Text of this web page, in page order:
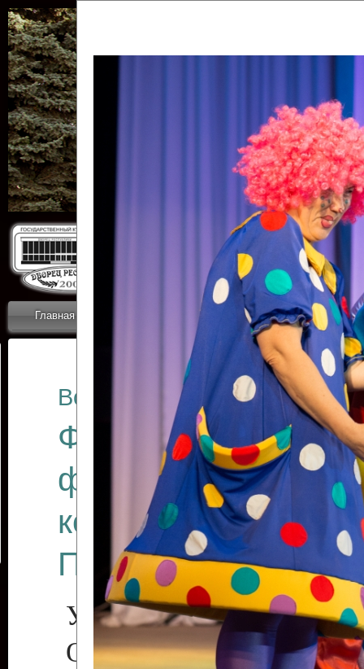
Главная Коллективы Новости
ОТЧЕТЫ ГКЦ
Все отчеты
Финал
фестиваля
коллективов
Приднестровского
Участники фестиваля:
Образцовый